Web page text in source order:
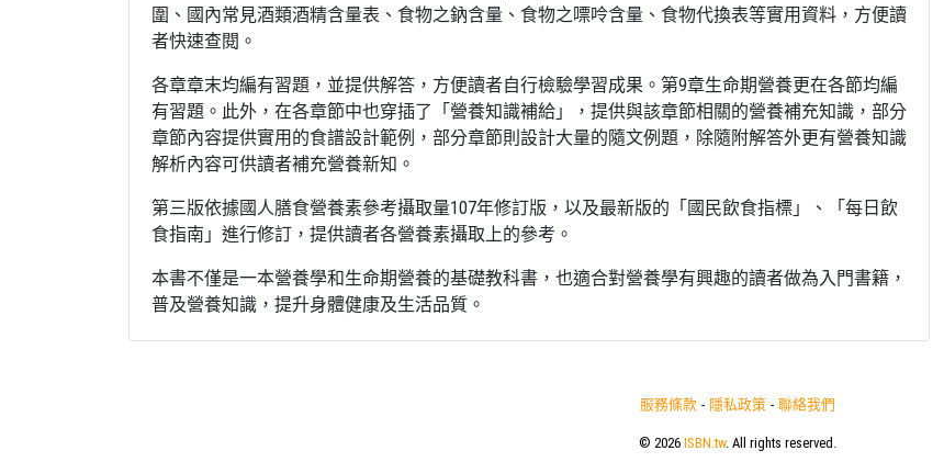
圍、國內常見酒類酒精含量表、食物之鈉含量、食物之嘌呤含量、食物代換表等實用資料，方便讀
者快速查閱。
各章章末均編有習題，並提供解答，方便讀者自行檢驗學習成果。第9章生命期營養更在各節均編
有習題。此外，在各章節中也穿插了「營養知識補給」，提供與該章節相關的營養補充知識，部分
章節內容提供實用的食譜設計範例，部分章節則設計大量的隨文例題，除隨附解答外更有營養知識
解析內容可供讀者補充營養新知。
第三版依據國人膳食營養素參考攝取量107年修訂版，以及最新版的「國民飲食指標」、「每日飲
食指南」進行修訂，提供讀者各營養素攝取上的參考。
本書不僅是一本營養學和生命期營養的基礎教科書，也適合對營養學有興趣的讀者做為入門書籍，
普及營養知識，提升身體健康及生活品質。
服務條款 - 隱私政策 - 聯絡我們
© 2026 ISBN.tw. All rights reserved.